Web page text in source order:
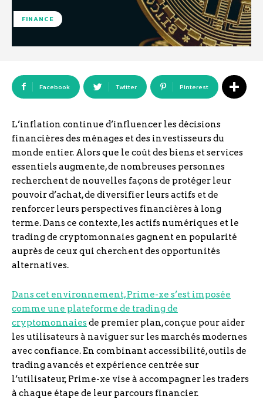
FINANCE
Facebook Twitter Pinterest
L’inflation continue d’influencer les décisions
financières des ménages et des investisseurs du
monde entier. Alors que le coût des biens et services
essentiels augmente, de nombreuses personnes
recherchent de nouvelles façons de protéger leur
pouvoir d’achat, de diversifier leurs actifs et de
renforcer leurs perspectives financières à long
terme. Dans ce contexte, les actifs numériques et le
trading de cryptomonnaies gagnent en popularité
auprès de ceux qui cherchent des opportunités
alternatives.
Dans cet environnement, Prime-xe s’est imposée
comme une plateforme de trading de
cryptomonnaiesde premier plan, conçue pour aider
les utilisateurs à naviguer sur les marchés modernes
avec confiance. En combinant accessibilité, outils de
trading avancés et expérience centrée sur
l’utilisateur, Prime-xe vise à accompagner les traders
à chaque étape de leur parcours financier.